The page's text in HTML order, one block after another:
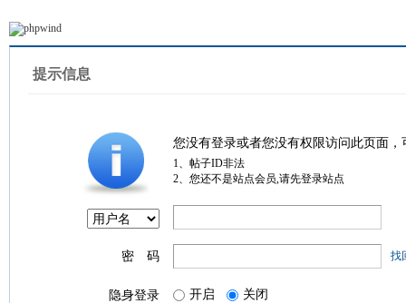
提示信息
您没有登录或者您没有权限访问此页面
1、帖子ID非法
2、您还不是站点会员,请先登录站点
密 码 找
隐身登录 开启 关闭